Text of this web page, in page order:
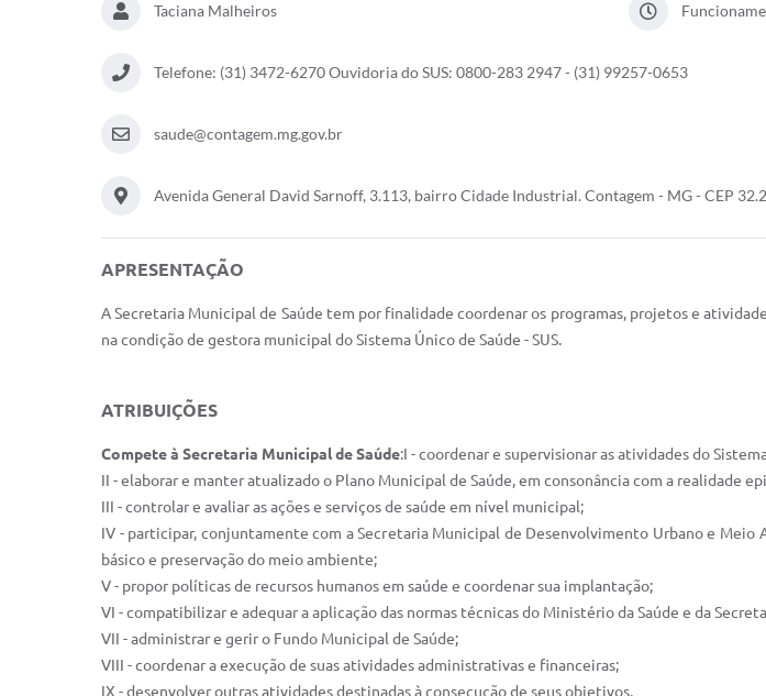
Taciana Malheiros
Telefone: (31) 3472-6270 Ouvidoria do SUS: 0800-283 2947 - (31) 99257-0653
saude@contagem.mg.gov.br
Avenida General David Sarnoff, 3.113, bairro Cidade Industrial. Contagem - MG - CEP
APRESENTAÇÃO
A Secretaria Municipal de Saúde tem por finalidade coordenar os programas, projetos e
na condição de gestora municipal do Sistema Único de Saúde - SUS.
ATRIBUIÇÕES
Compete à Secretaria Municipal de Saúde:I - coordenar e supervisionar as atividades do
II - elaborar e manter atualizado o Plano Municipal de Saúde, em consonância com a realidade
III - controlar e avaliar as ações e serviços de saúde em nível municipal;
IV - participar, conjuntamente com a Secretaria Municipal de Desenvolvimento Urbano e
básico e preservação do meio ambiente;
V - propor políticas de recursos humanos em saúde e coordenar sua implantação;
VI - compatibilizar e adequar a aplicação das normas técnicas do Ministério da Saúde e da
VII - administrar e gerir o Fundo Municipal de Saúde;
VIII - coordenar a execução de suas atividades administrativas e financeiras;
IX - desenvolver outras atividades destinadas à consecução de seus objetivos.